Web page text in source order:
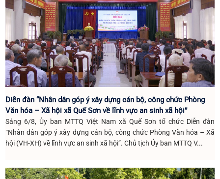
Diễn đàn “Nhân dân góp ý xây dựng cán bộ, công chức Phòng
Văn hóa – Xã hội xã Quế Sơn về lĩnh vực an sinh xã hội”
Sáng 6/8, Ủy ban MTTQ Việt Nam xã Quế Sơn tổ chức Diễn đàn
“Nhân dân góp ý xây dựng cán bộ, công chức Phòng Văn hóa – Xã
hội (VH-XH) về lĩnh vực an sinh xã hội”. Chủ tịch Ủy ban MTTQ V...